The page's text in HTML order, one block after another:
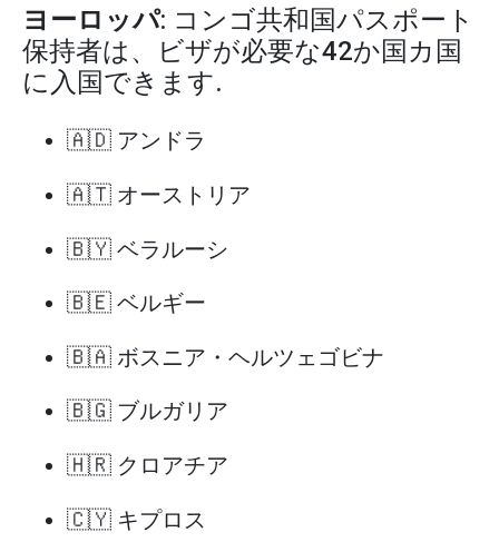
ヨーロッパ: コンゴ共和国パスポート
保持者は、ビザが必要な42か国カ国
に入国できます.
🇦🇩 アンドラ
🇦🇹 オーストリア
🇧🇾 ベラルーシ
🇧🇪 ベルギー
🇧🇦 ボスニア・ヘルツェゴビナ
🇧🇬 ブルガリア
🇭🇷 クロアチア
🇨🇾 キプロス